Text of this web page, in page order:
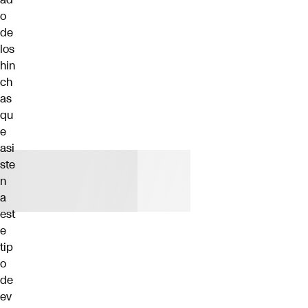
o
de
los
hin
ch
as
qu
e
asi
ste
n
a
est
e
tip
o
de
ev